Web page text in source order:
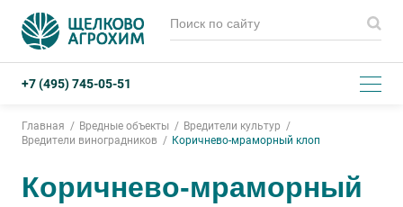
+7 (495) 745-05-51
Главная Вредные объекты
Вредители культур
Вредители виноградников
Коричнево-мраморный клоп
Коричнево-мраморный